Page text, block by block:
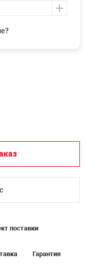
поставки
Гарантия